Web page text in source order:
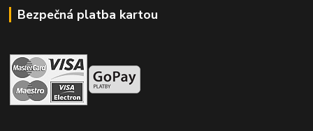
Bezpečná platba kartou